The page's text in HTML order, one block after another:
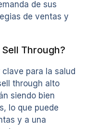
de sus
de ventas y
Through?
para la salud
through alto
siendo bien
lo que puede
y a una